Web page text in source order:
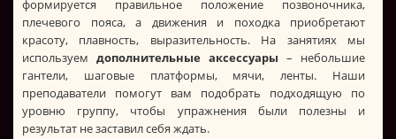
формируется правильное положение позвоночника,
плечевого пояса, а движения и походка приобретают
красоту, плавность, выразительность. На занятиях мы
используем дополнительные аксессуары – небольшие
гантели, шаговые платформы, мячи, ленты. Наши
преподаватели помогут вам подобрать подходящую по
уровню группу, чтобы упражнения были полезны и
результат не заставил себя ждать.